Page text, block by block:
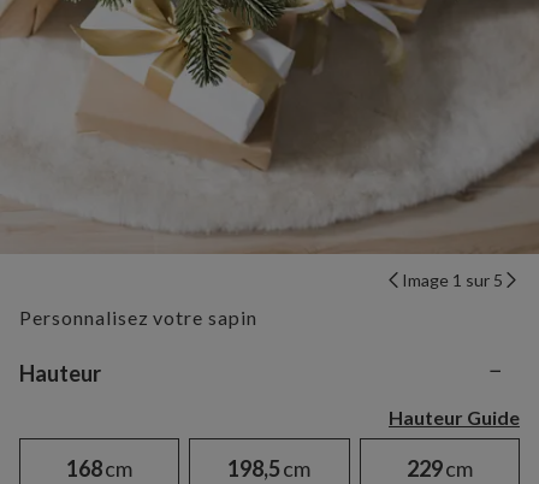
Image 1 sur 5
Personnalisez votre sapin
Variant selection
Hauteur −
Hauteur Guide
168cm 198,5cm 229cm